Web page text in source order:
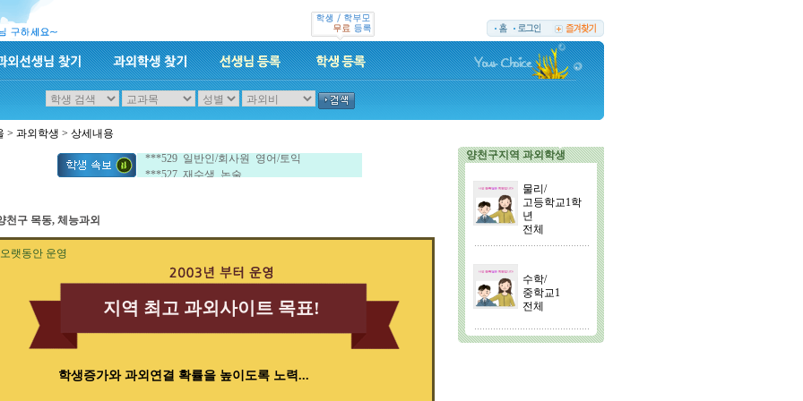
> 과외학생 > 상세내용
***529 일반인/회사원 영어/토익
***527 재수생 논술
천구 목동, 체능과외
오랫동안 운영
지역 최고 과외사이트 목표!
학생증가와 과외연결 확률을 높이도록 노력...
양천구지역 과외학생
물리/
고등학교1학
년
전체
수학/
중학교1
전체